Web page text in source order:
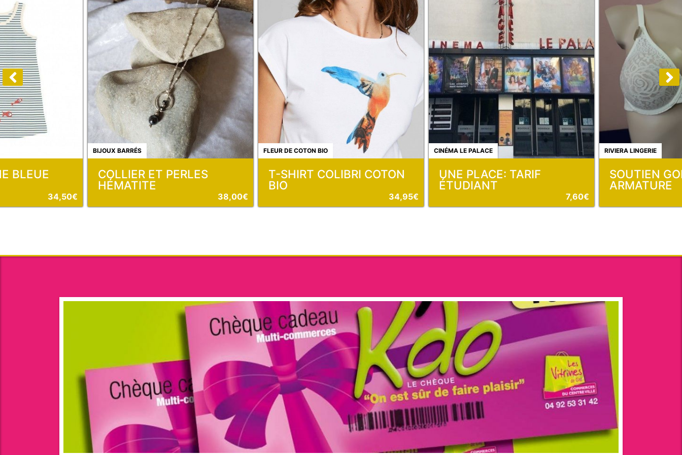
BLEUE
34,50€
COLLIER ET PERLES
HÉMATITE
38,00€
BIJOUX BARRÉS
T-SHIRT COLIBRI COTON
BIO
34,95€
FLEUR DE COTON BIO
UNE PLACE: TARIF
ÉTUDIANT
7,60€
CINÉMA LE PALACE
SOUTIEN
ARMATURE
RIVIERA LINGERIE